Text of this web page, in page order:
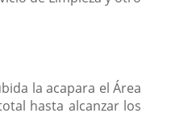
la acapara el Área
hasta alcanzar los